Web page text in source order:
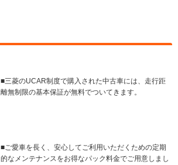
■三菱のUCAR制度で購入された中古車には、走行距
離無制限の基本保証が無料でついてきます。
■ご愛車を長く、安心してご利用いただくための定期
的なメンテナンスをお得なパック料金でご用意しまし